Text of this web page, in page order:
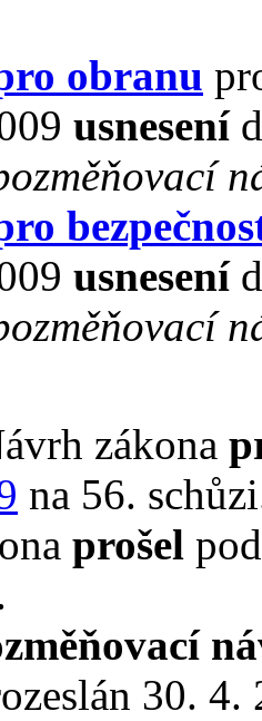
obranu
usnesení
usnesení
zákona
na 56.
prošel
30. 4.